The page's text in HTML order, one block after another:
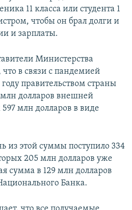
11 класса или студента 1
чтобы он брал долги и
и зарплаты.
Министерства
в связи с пандемией
правительством страны
долларов внешней
млн долларов в виде
из этой суммы поступило 334
205 млн долларов уже
сумма в 129 млн долларов
Банка.